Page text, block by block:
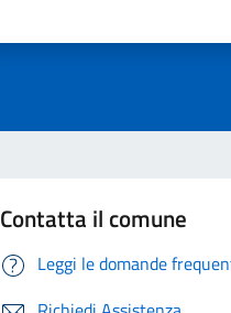
Contatta il comune
Leggi le domande